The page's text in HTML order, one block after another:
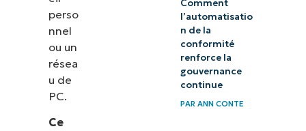
perso
nnel
ou un
résea
u de
PC.
Ce
Comment
l’automatisatio
n de la
conformité
renforce la
gouvernance
continue
PAR ANN CONTE